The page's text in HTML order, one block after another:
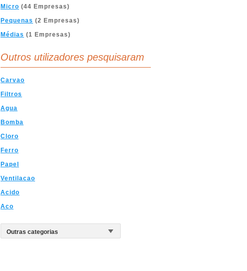
Micro (44 Empresas)
Pequenas (2 Empresas)
Médias (1 Empresas)
Outros utilizadores pesquisaram
Carvao
Filtros
Agua
Bomba
Cloro
Ferro
Papel
Ventilacao
Acido
Aco